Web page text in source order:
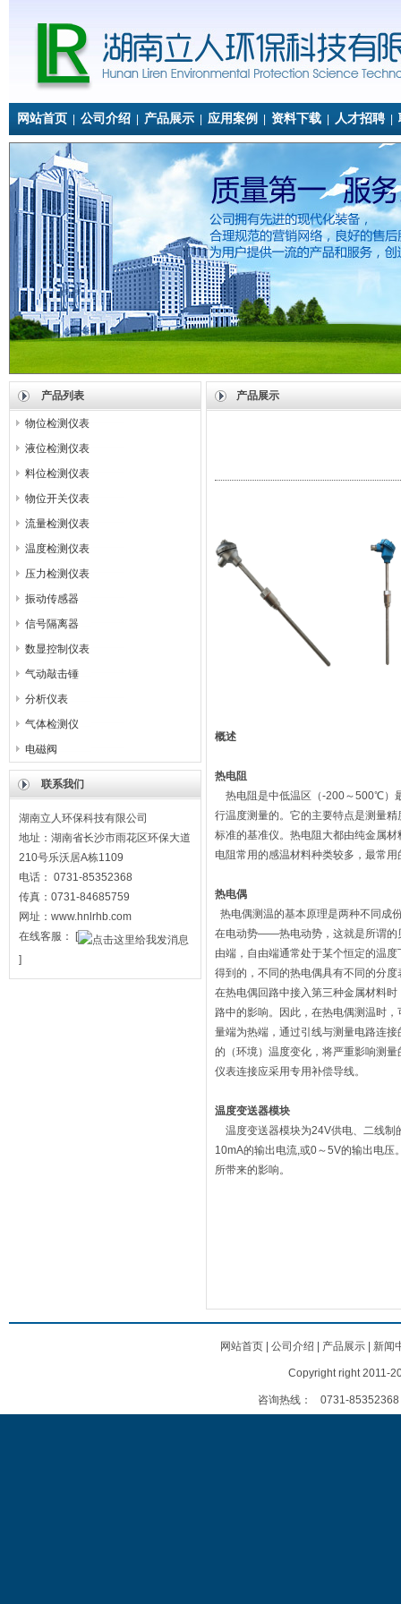
网站首页 公司介绍 产品展示 应用案例 资料下载 人才招聘
产品列表
物位检测仪表
液位检测仪表
料位检测仪表
物位开关仪表
流量检测仪表
温度检测仪表
压力检测仪表
振动传感器
信号隔离器
数显控制仪表
气动敲击锤
分析仪表
气体检测仪
电磁阀
联系我们
湖南立人环保科技有限公司
地址：湖南省长沙市雨花区环保大道
210号乐沃居A栋1109
电话： 0731-85352368
传真：0731-84685759
网址：www.hnlrhb.com
在线客服：
[
]
产品展示
概述
热电阻
热电阻是中低温区（-200～500℃）
行温度测量的。它的主要特点是测量
标准的基准仪。热电阻大都由纯金属
电阻常用的感温材料种类较多，最常
热电偶
热电偶测温的基本原理是两种不同成
在电动势——热电动势，这就是所谓的
由端，自由端通常处于某个恒定的温
得到的，不同的热电偶具有不同的分度
在热电偶回路中接入第三种金属材料
路中的影响。因此，在热电偶测温时
量端为热端，通过引线与测量电路连
的（环境）温度变化，将严重影响测
仪表连接应采用专用补偿导线。
温度变送器模块
温度变送器模块为24V供电、二线制
10mA的输出电流,或0～5V的输出电压
所带来的影响。
网站首页| 公司介绍 产品展示| 新闻
Copyright right 2011-
咨询热线： 0731-85352368